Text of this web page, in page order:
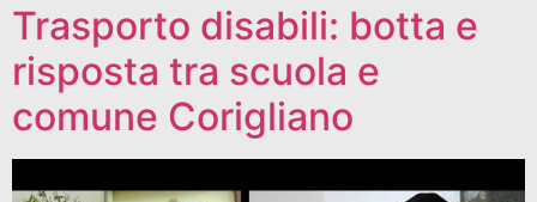
Trasporto disabili: botta e
risposta tra scuola e
comune Corigliano